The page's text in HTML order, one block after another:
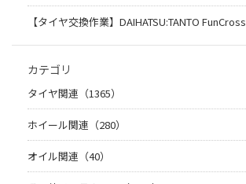
【タイヤ交換作業】DAIHATSU:TANTO FunCross
カテゴリ
タイヤ関連（1365）
ホイール関連（280）
オイル関連（40）